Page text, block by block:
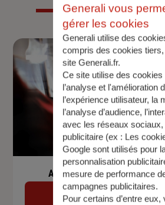
Assurance de prêt
Découvrir
Generali vous
gérer les cookies
Generali utilise des
compris des cookies
site Generali.fr.
Ce site utilise des cookies
l’analyse et l'amélioration
l’expérience utilisateur, la
l’analyse d’audience,
avec les réseaux sociaux,
publicitaire (ex : Les
Google sont utilisés pour
personnalisation
mesure de performance
campagnes publicitaires.
Pour certains d’entre eux,